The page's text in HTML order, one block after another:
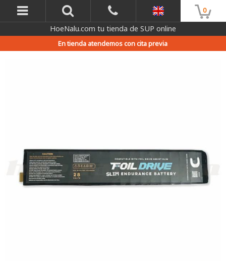
0
HoeNalu.com tu tienda de SUP online
En tienda atendemos con cita previa